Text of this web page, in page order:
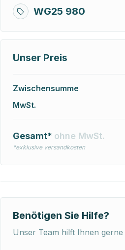
WG25 980
Unser Preis
Zwischensumme
MwSt.
Gesamt* ohne MwSt.
*exklusive versandkosten
Benötigen Sie Hilfe?
Unser Team hilft Ihnen